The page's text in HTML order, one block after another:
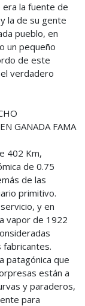
la fuente de
la de su gente
pueblo, en
un pequeño
de este
verdadero
GANADA FAMA
402 Km,
de 0.75
de las
primitivo.
y en
vapor de 1922
fabricantes.
patagónica que
están a
y paraderos,
para